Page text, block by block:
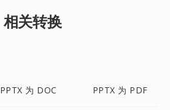
相关转换
PPTX 为 DOC PPTX 为 PDF